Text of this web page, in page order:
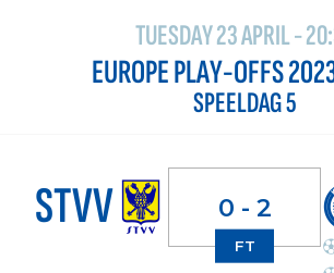
TUESDAY 23 APRIL -
EUROPE PLAY-OFFS
SPEELDAG 5
STVV 0 - 2
FT